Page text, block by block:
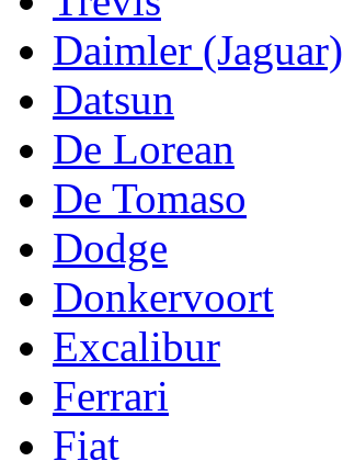
Daimler (Jaguar)
Datsun
De Lorean
De Tomaso
Dodge
Donkervoort
Excalibur
Ferrari
Fiat